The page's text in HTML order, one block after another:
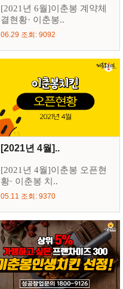
[2021년 6월]이춘봉 계약체
결현황· 이춘봉..
06.29 조회: 9092
[2021년 4월]..
[2021년 4월]이춘봉 오픈현
황· 이춘봉 치..
05.11 조회: 9370